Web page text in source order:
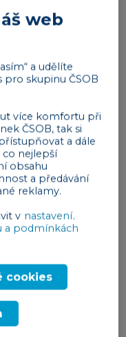
k dani z
rok 2024 ,
v základní lhůtě
daně
sazby
2024
web
a udělíte
pro skupinu ČSOB
více komfortu při
ČSOB, tak si
a dále
co nejlepší
obsahu
a předávání
reklamy.
v nastavení.
a podmínkách
cookies